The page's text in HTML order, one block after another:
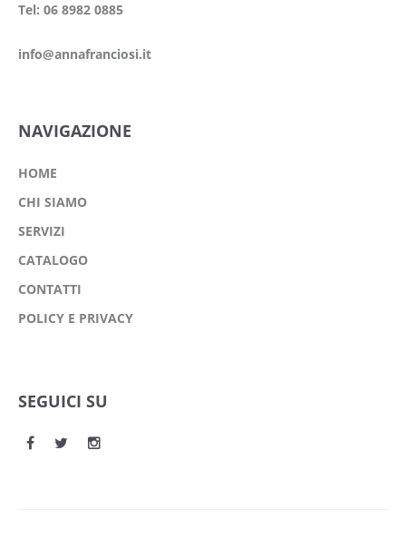
Tel: 06 8982 0885
info@annafranciosi.it
NAVIGAZIONE
HOME
CHI SIAMO
SERVIZI
CATALOGO
CONTATTI
POLICY E PRIVACY
SEGUICI SU